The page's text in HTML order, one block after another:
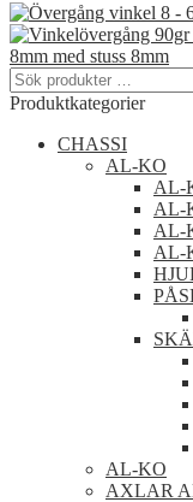
8mm med stuss 8mm
Sök
efter:
Produktkategorier
CHASSI
AL-KO
AL-
AL-
AL-
AL-
AL-KO
AXLAR